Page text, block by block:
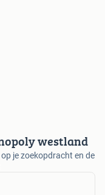
westland
je zoekopdracht en de